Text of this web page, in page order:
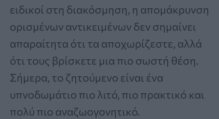
ειδικοί στη διακόσμηση, η απομάκρυνση
ορισμένων αντικειμένων δεν σημαίνει
απαραίτητα ότι τα αποχωρίζεστε, αλλά
ότι τους βρίσκετε μια πιο σωστή θέση.
Σήμερα, το ζητούμενο είναι ένα
υπνοδωμάτιο πιο λιτό, πιο πρακτικό και
πολύ πιο αναζωογονητικό.